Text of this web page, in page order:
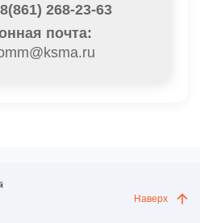
268-23-63
почта:
Наверх